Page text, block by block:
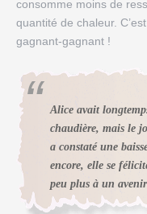
consomme moins de
quantité de chaleur.
gagnant-gagnant !
Alice avait
chaudière, mais le
a constaté une
encore, elle se
peu plus à un